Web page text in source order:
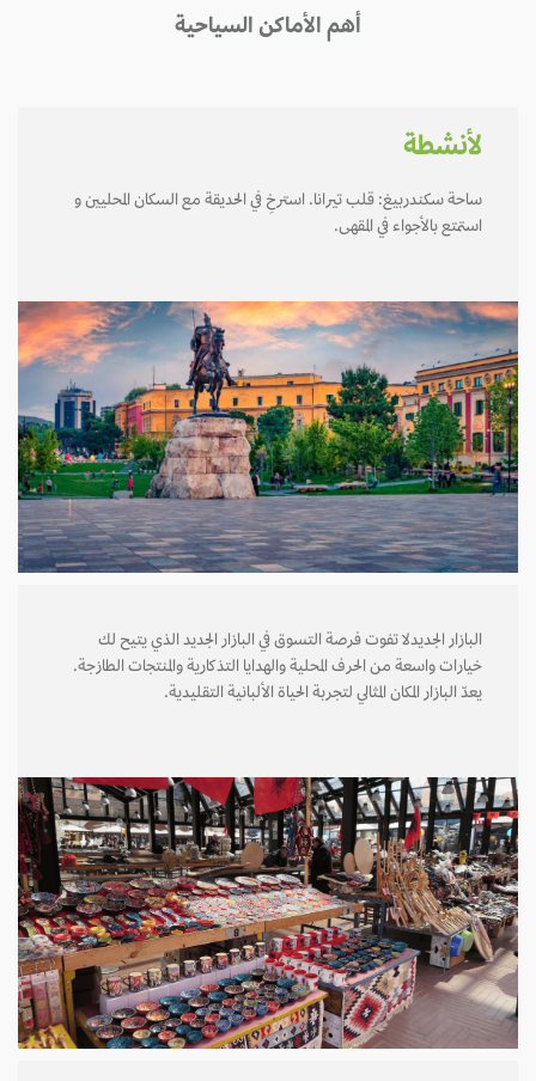
أهم الأماكن السياحية
لأنشطة
ساحة سكندربيغ: قلب تيرانا. استرخِ في الحديقة مع السكان المحليين و
استمتع بالأجواء في المقهى.
البازار الجديدلا تفوت فرصة التسوق في البازار الجديد الذي يتيح لك
خيارات واسعة من الحرف المحلية والهدايا التذكارية والمنتجات الطازجة.
يعدّ البازار المكان المثالي لتجربة الحياة الألبانية التقليدية.